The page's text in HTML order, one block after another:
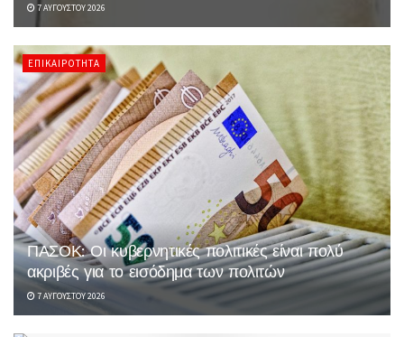
7 ΑΥΓΟΎΣΤΟΥ 2026
ΕΠΙΚΑΙΡΌΤΗΤΑ
ΠΑΣΟΚ: Οι κυβερνητικές πολιτικές είναι πολύ
ακριβές για το εισόδημα των πολιτών
7 ΑΥΓΟΎΣΤΟΥ 2026